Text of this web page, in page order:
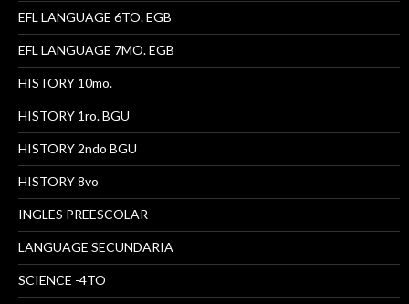
EFL LANGUAGE 6TO. EGB
EFL LANGUAGE 7MO. EGB
HISTORY 10mo.
HISTORY 1ro. BGU
HISTORY 2ndo BGU
HISTORY 8vo
INGLES PREESCOLAR
LANGUAGE SECUNDARIA
SCIENCE -4TO